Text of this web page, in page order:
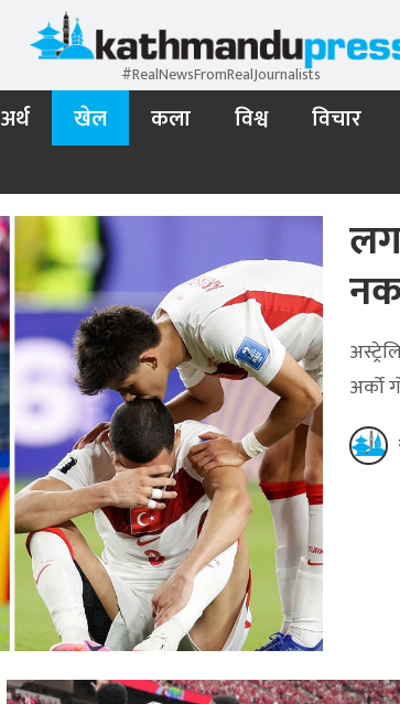
#RealNewsFromRealJournalists
अर्थ खेल कला विश्व विचार
अर्को